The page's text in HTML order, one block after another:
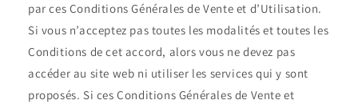
par ces Conditions Générales de Vente et d’Utilisation.
Si vous n’acceptez pas toutes les modalités et toutes les
Conditions de cet accord, alors vous ne devez pas
accéder au site web ni utiliser les services qui y sont
proposés. Si ces Conditions Générales de Vente et